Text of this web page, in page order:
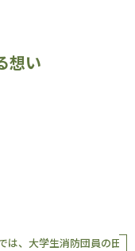
想い
は、大学生消防団員の田